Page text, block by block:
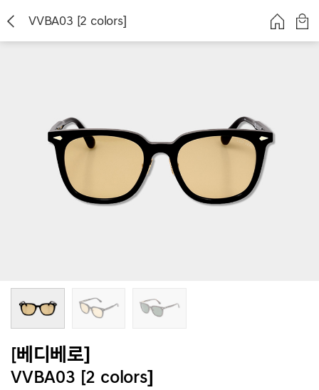
VVBA03 [2 colors]
[베디베로]
VVBA03 [2 colors]